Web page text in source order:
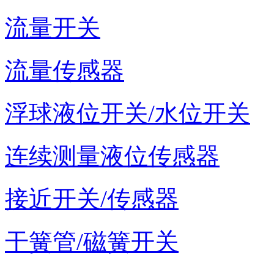
流量开关
流量传感器
浮球液位开关/水位开关
连续测量液位传感器
接近开关/传感器
干簧管/磁簧开关